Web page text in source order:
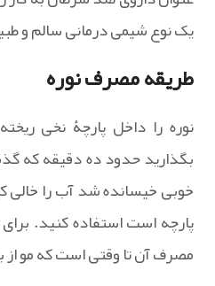
یک نوع شیمی درمانی سالم و
طریقه مصرف نوره
نوره را داخل پارچۀ نخی
بگذارید حدود ده دقیقه که
خوبی خیسانده شد آب را خالی
پارچه است استفاده کنید.
مصرف آن تا وقتی است که مو